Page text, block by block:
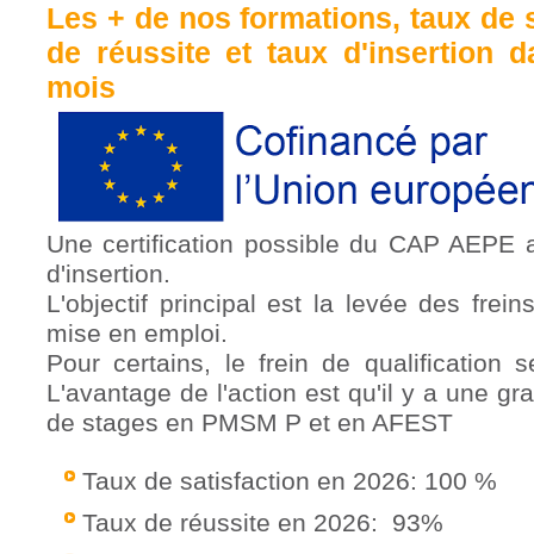
Les + de nos formations, taux de
de réussite et taux d'insertion
mois
Une certification possible du CAP AEPE
d'insertion.
L'objectif principal est la levée des
mise en emploi.
Pour certains, le frein de qualification
L'avantage de l'action est qu'il y a une
de stages en PMSM P et en AFEST
Taux de satisfaction en 2026: 100 %
Taux de réussite en 2026: 93%